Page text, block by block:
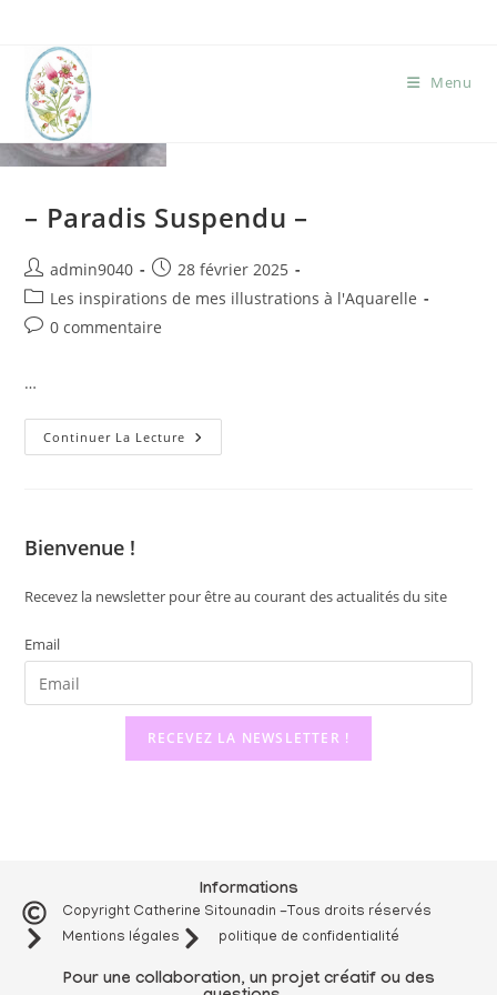
Menu
– Paradis Suspendu –
admin9040
28 février 2025
Les inspirations de mes illustrations à l'Aquarelle
0 commentaire
…
Continuer La Lecture
Bienvenue !
Recevez la newsletter pour être au courant des actualités du site
Email
RECEVEZ LA NEWSLETTER !
Informations
Copyright Catherine Sitounadin -Tous droits réservés
Mentions légales
politique de confidentialité
Pour une collaboration, un projet créatif ou des